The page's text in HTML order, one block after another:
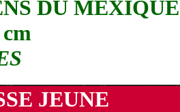
DU MEXIQUE
JEUNE